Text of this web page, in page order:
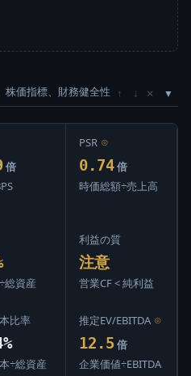
株価指標、財務健全性 ↑ ↓ ×
倍
PSR ⊙
0.74 倍
時価総額÷売上高
総資産
利益の質
注意
営業CF < 純利益
比率
÷総資産
推定EV/EBITDA ⊙
12.5 倍
企業価値÷EBITDA